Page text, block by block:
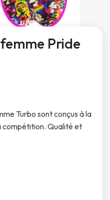
Pride
Turbo sont conçus à la
compétition. Qualité et